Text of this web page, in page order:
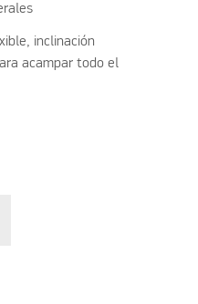
inclinación
acampar todo el